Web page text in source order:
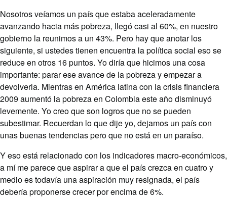
Nosotros veíamos un país que estaba aceleradamente
avanzando hacia más pobreza, llegó casi al 60%, en nuestro
gobierno la reunimos a un 43%. Pero hay que anotar los
siguiente, si ustedes tienen encuentra la política social eso se
reduce en otros 16 puntos. Yo diría que hicimos una cosa
importante: parar ese avance de la pobreza y empezar a
devolverla. Mientras en América latina con la crisis financiera
2009 aumentó la pobreza en Colombia este año disminuyó
levemente. Yo creo que son logros que no se pueden
subestimar. Recuerdan lo que dije yo, dejamos un país con
unas buenas tendencias pero que no está en un paraíso.
Y eso está relacionado con los indicadores macro-económicos,
a mí me parece que aspirar a que el país crezca en cuatro y
medio es todavía una aspiración muy resignada, el país
debería proponerse crecer por encima de 6%.